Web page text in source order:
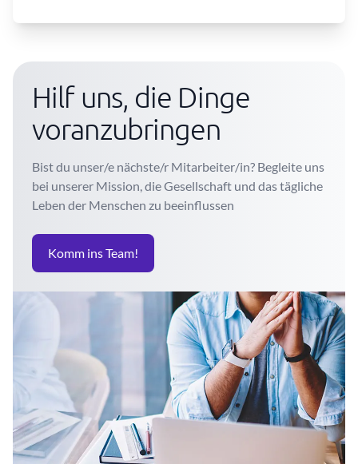
Hilf uns, die Dinge
voranzubringen
Bist du unser/e nächste/r Mitarbeiter/in? Begleite uns
bei unserer Mission, die Gesellschaft und das tägliche
Leben der Menschen zu beeinflussen
Komm ins Team!